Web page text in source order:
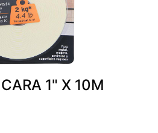
1" X 10M